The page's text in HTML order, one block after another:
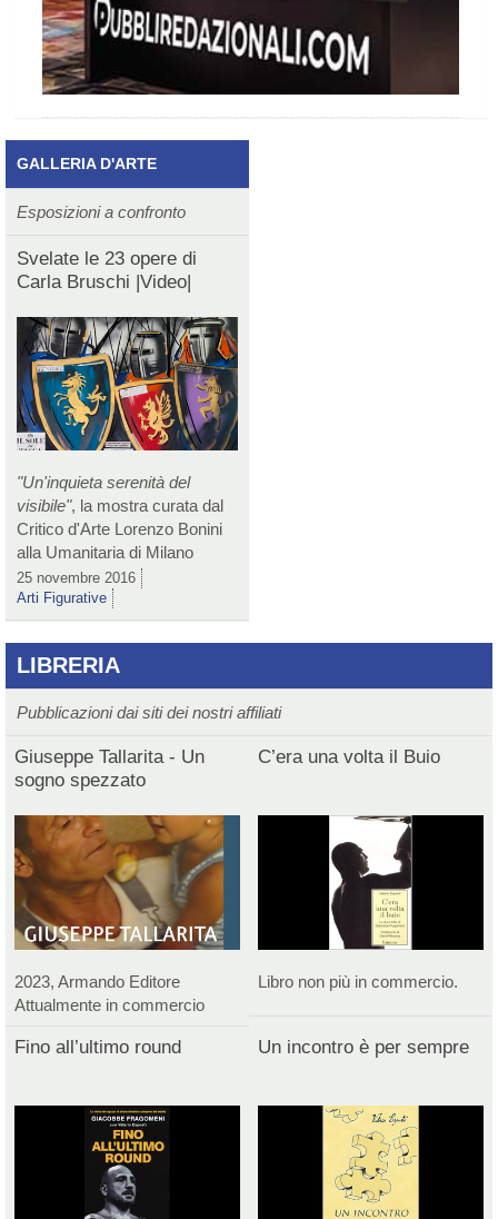
GALLERIA D'ARTE
Esposizioni a confronto
Svelate le 23 opere di
Carla Bruschi |Video|
"Un'inquieta serenità del
visibile", la mostra curata dal
Critico d'Arte Lorenzo Bonini
alla Umanitaria di Milano
25 novembre 2016
Arti Figurative
LIBRERIA
Pubblicazioni dai siti dei nostri affiliati
Giuseppe Tallarita - Un
sogno spezzato
2023, Armando Editore
Attualmente in commercio
C’era una volta il Buio
Libro non più in commercio.
Fino all’ultimo round Un incontro è per sempre